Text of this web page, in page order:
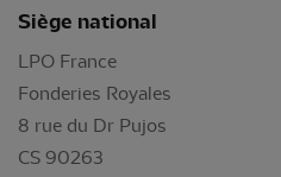
Siège national
LPO France
Fonderies Royales
8 rue du Dr Pujos
CS 90263